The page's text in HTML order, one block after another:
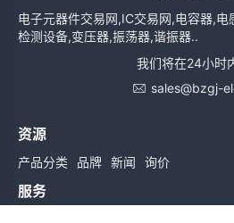
电子元器件交易网,IC交易网,电容器,
检测设备,变压器,振荡器,谐振器..
我们将在24小时
sales@bzgj-
资源
产品分类 品牌 新闻 询价
服务